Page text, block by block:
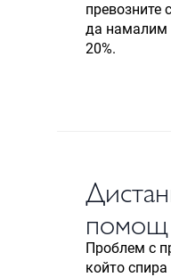
превозните
да намалим
20%.
помощ
Проблем с
който